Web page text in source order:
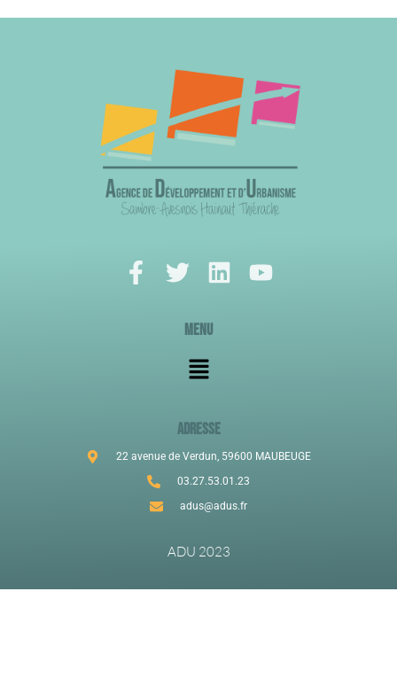
Menu
ADRESSE
22 avenue de Verdun, 59600 MAUBEUGE
03.27.53.01.23
adus@adus.fr
ADU 2023